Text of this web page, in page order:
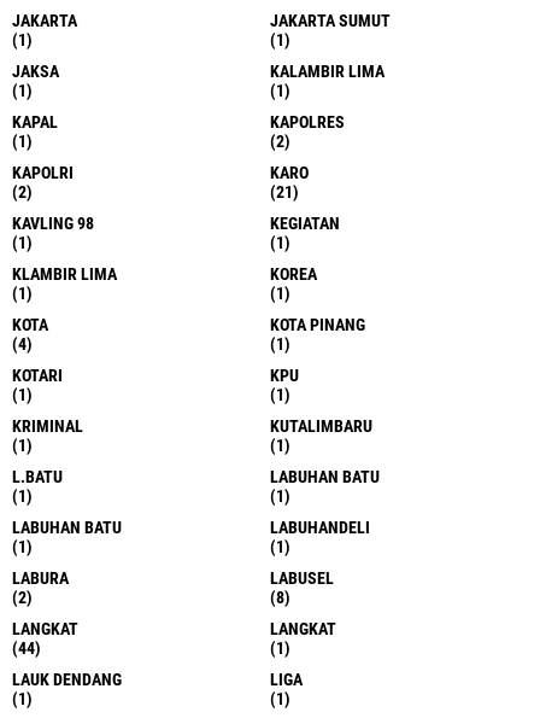
JAKARTA
(1)
JAKARTA SUMUT
(1)
JAKSA
(1)
KALAMBIR LIMA
(1)
KAPAL
(1)
KAPOLRES
(2)
KAPOLRI
(2)
KARO
(21)
KAVLING 98
(1)
KEGIATAN
(1)
KLAMBIR LIMA
(1)
KOREA
(1)
KOTA
(4)
KOTA PINANG
(1)
KOTARI
(1)
KPU
(1)
KRIMINAL
(1)
KUTALIMBARU
(1)
L.BATU
(1)
LABUHAN BATU
(1)
LABUHAN BATU
(1)
LABUHANDELI
(1)
LABURA
(2)
LABUSEL
(8)
LANGKAT
(44)
LANGKAT
(1)
LAUK DENDANG
(1)
LIGA
(1)